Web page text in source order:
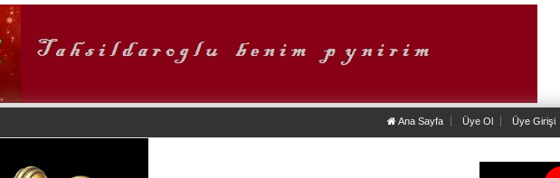
Ana Sayfa Üye Ol Üye Girişi